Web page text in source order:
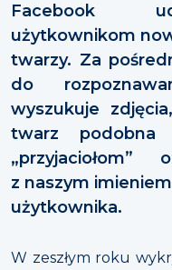
Facebook
użytkownikom
twarzy. Za
do
wyszukuje
twarz
z naszym
użytkownika.
W zeszłym roku